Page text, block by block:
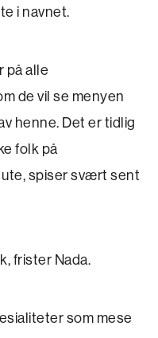
i navnet.
på alle
de vil se menyen
henne. Det er tidlig
folk på
spiser svært sent
frister Nada.
som mese